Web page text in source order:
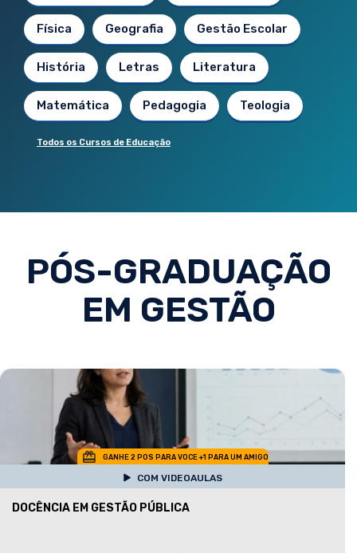
Física Geografia Gestão Escolar
História Letras Literatura
Matemática Pedagogia Teologia
Todos os Cursos de Educação
PÓS-GRADUAÇÃO
EM GESTÃO
GANHE 2 POS PARA VOCE +1 PARA UM AMIGO
COM VIDEOAULAS
DOCÊNCIA EM GESTÃO PÚBLICA